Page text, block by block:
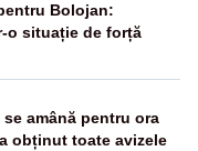
Bolojan:
o situație de forță
amână pentru ora
obținut toate avizele